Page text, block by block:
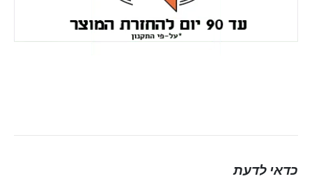
כדאי לדעת